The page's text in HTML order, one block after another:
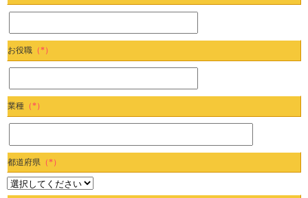
お役職 （*）
業種 （*）
都道府県 （*）